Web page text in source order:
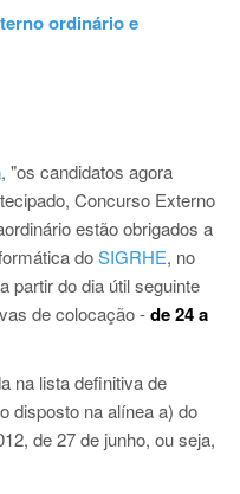
ordinário e
, "os candidatos agora
Concurso Externo
estão obrigados a
doSIGRHE, no
partir do dia útil seguinte
de colocação -de 24 a
na lista definitiva de
disposto na alínea a) do
de 27 de junho, ou seja,